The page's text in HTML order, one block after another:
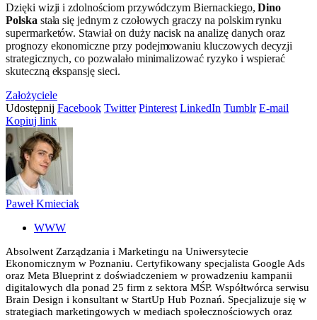
Dzięki wizji i zdolnościom przywódczym Biernackiego,Dino
Polska stała się jednym z czołowych graczy na polskim rynku
supermarketów. Stawiał on duży nacisk na analizę danych oraz
prognozy ekonomiczne przy podejmowaniu kluczowych decyzji
strategicznych, co pozwalało minimalizować ryzyko i wspierać
skuteczną ekspansję sieci.
Założyciele
Udostępnij Facebook Twitter Pinterest LinkedIn Tumblr E-mail
Kopiuj link
Paweł Kmieciak
WWW
Absolwent Zarządzania i Marketingu na Uniwersytecie
Ekonomicznym w Poznaniu. Certyfikowany specjalista Google Ads
oraz Meta Blueprint z doświadczeniem w prowadzeniu kampanii
digitalowych dla ponad 25 firm z sektora MŚP. Współtwórca serwisu
Brain Design i konsultant w StartUp Hub Poznań. Specjalizuje się w
strategiach marketingowych w mediach społecznościowych oraz